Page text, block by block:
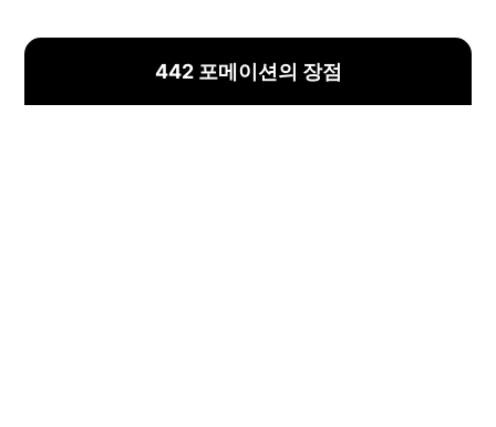
442 포메이션의 장점